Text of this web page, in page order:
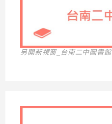
另開新視窗_台南二中圖書館